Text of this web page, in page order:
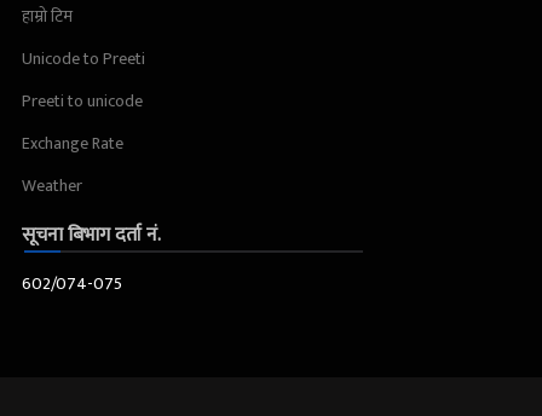
हाम्रो टिम
Unicode to Preeti
Preeti to unicode
Exchange Rate
Weather
सूचना बिभाग दर्ता नं.
602/074-075